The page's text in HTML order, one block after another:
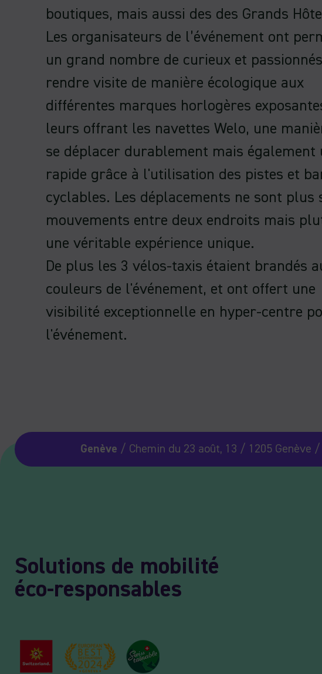
boutiques, mais aussi des des Grands
Les organisateurs de l’événement ont
un grand nombre de curieux et
rendre visite de manière écologique aux
différentes marques horlogères
leurs offrant les navettes Welo, une
se déplacer durablement mais également
rapide grâce à l'utilisation des pistes et
cyclables. Les déplacements ne sont plus
mouvements entre deux endroits mais
une véritable expérience unique.
De plus les 3 vélos-taxis étaient brandés
couleurs de l'événement, et ont offert une
visibilité exceptionnelle en hyper-centre
l'événement.
Genève / Chemin du 23 août, 13 / 1205 Genève /
Solutions de mobilité
éco-responsables